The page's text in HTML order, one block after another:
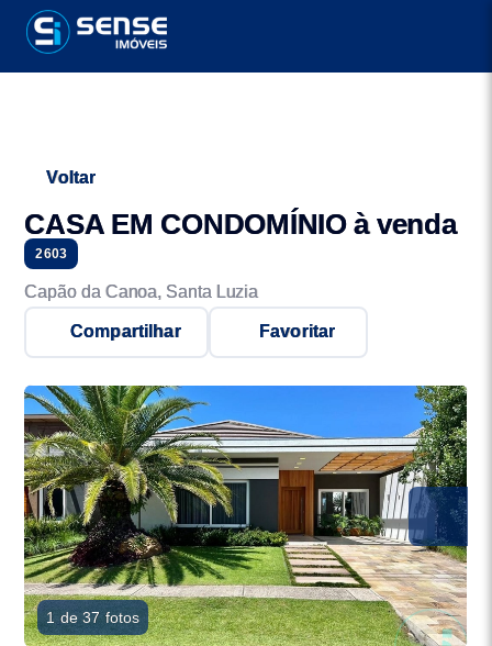
Voltar
CASA EM CONDOMÍNIO à venda
2603
Capão da Canoa, Santa Luzia
Compartilhar Favoritar
1 de 37 fotos